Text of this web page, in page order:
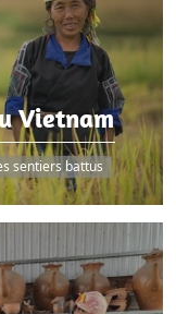
Vietnam
sentiers battus